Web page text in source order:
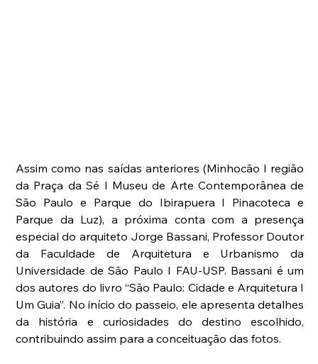
Assim como nas saídas anteriores (Minhocão I região
da Praça da Sé I Museu de Arte Contemporânea de
São Paulo e Parque do Ibirapuera I Pinacoteca e
Parque da Luz), a próxima conta com a presença
especial do arquiteto Jorge Bassani, Professor Doutor
da Faculdade de Arquitetura e Urbanismo da
Universidade de São Paulo I FAU-USP. Bassani é um
dos autores do livro “São Paulo: Cidade e Arquitetura I
Um Guia”. No início do passeio, ele apresenta detalhes
da história e curiosidades do destino escolhido,
contribuindo assim para a conceituação das fotos.